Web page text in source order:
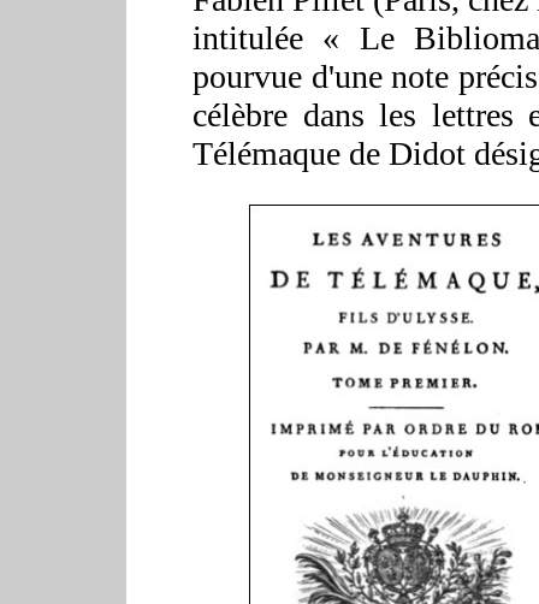
intitulée « Le
pourvue d'une note
célèbre dans les
Télémaque de Didot